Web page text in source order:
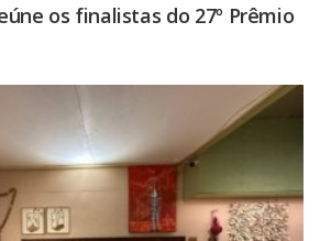
os finalistas do 27º Prêmio